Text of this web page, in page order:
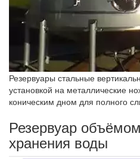
Резервуары стальные
установкой на металлические
коническим дном для полного
Резервуар
хранения воды